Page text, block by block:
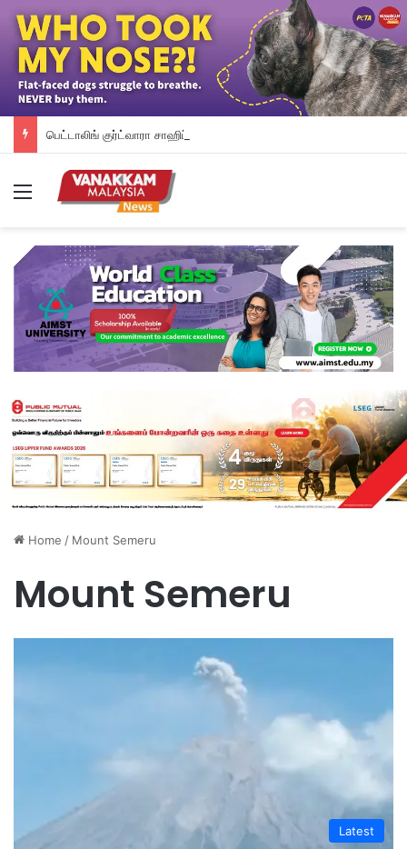
Menu
Home / Mount Semeru
Mount Semeru
Latest